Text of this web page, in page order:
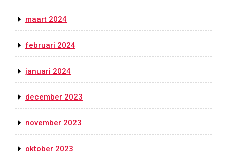
maart 2024
februari 2024
januari 2024
december 2023
november 2023
oktober 2023